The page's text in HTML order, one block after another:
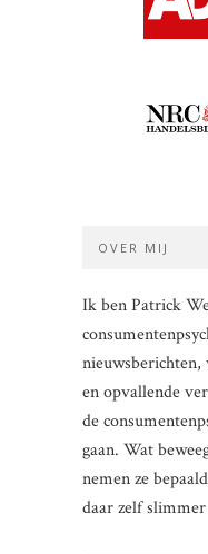
OVER MIJ
Ik ben Patrick
en opvallende
de
gaan. Wat
nemen ze
daar zelf slimmer